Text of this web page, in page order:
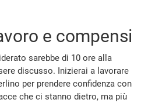
e compensi
sarebbe di 10 ore alla
discusso. Inizierai a lavorare
per prendere confidenza con
che ci stanno dietro, ma più